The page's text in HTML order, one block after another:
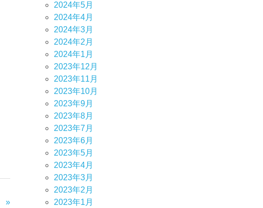
2024年5月
2024年4月
2024年3月
2024年2月
2024年1月
2023年12月
2023年11月
2023年10月
2023年9月
2023年8月
2023年7月
2023年6月
2023年5月
2023年4月
2023年3月
2023年2月
2023年1月